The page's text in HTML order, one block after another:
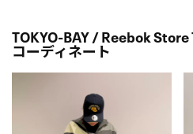
TOKYO-BAY / Reebok
コーディネート